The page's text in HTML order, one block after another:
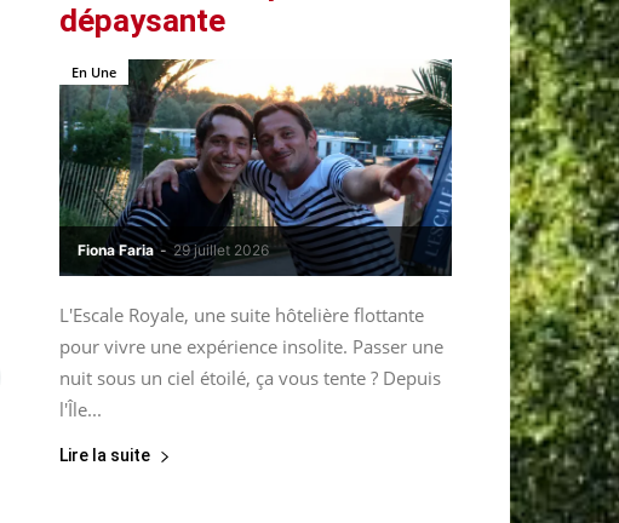
dépaysante
Fiona Faria - 29 juillet 2026
En Une
L'Escale Royale, une suite hôtelière flottante
pour vivre une expérience insolite. Passer une
nuit sous un ciel étoilé, ça vous tente ? Depuis
l'Île...
Lire la suite